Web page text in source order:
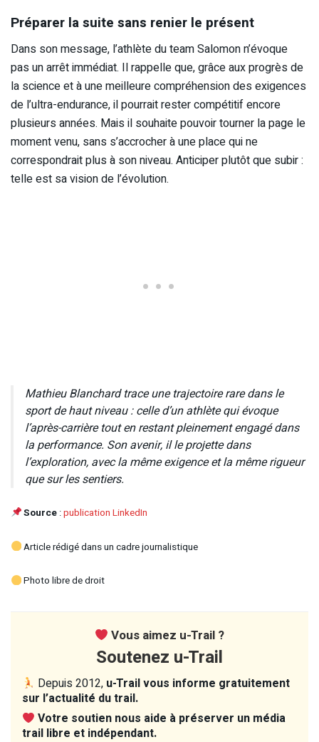
Préparer la suite sans renier le présent
Dans son message, l’athlète du team Salomon n’évoque
pas un arrêt immédiat. Il rappelle que, grâce aux progrès de
la science et à une meilleure compréhension des exigences
de l’ultra-endurance, il pourrait rester compétitif encore
plusieurs années. Mais il souhaite pouvoir tourner la page le
moment venu, sans s’accrocher à une place qui ne
correspondrait plus à son niveau. Anticiper plutôt que subir :
telle est sa vision de l’évolution.
Mathieu Blanchard trace une trajectoire rare dans le
sport de haut niveau : celle d’un athlète qui évoque
l’après-carrière tout en restant pleinement engagé dans
la performance. Son avenir, il le projette dans
l’exploration, avec la même exigence et la même rigueur
que sur les sentiers.
Source :publication LinkedIn
Article rédigé dans un cadre journalistique
Photo libre de droit
Vous aimez u-Trail ?
Soutenez u-Trail
Depuis 2012, u-Trail vous informe gratuitement
sur l’actualité du trail.
Votre soutien nous aide à préserver un média
trail libre et indépendant.